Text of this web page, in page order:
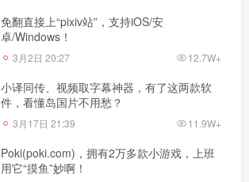
免翻直接上“pixiv站”，支持iOS/安
卓/Windows！
3月2日 20:27 12.7W+
小译同传、视频取字幕神器，有了这两款软
件，看懂岛国片不用愁？
3月17日 21:39 11.9W+
Poki(poki.com)，拥有2万多款小游戏，上班
用它“摸鱼”妙啊！